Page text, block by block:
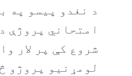
د نغدو پیسو په
شروع کې پر لار
لومړنیو پروژو